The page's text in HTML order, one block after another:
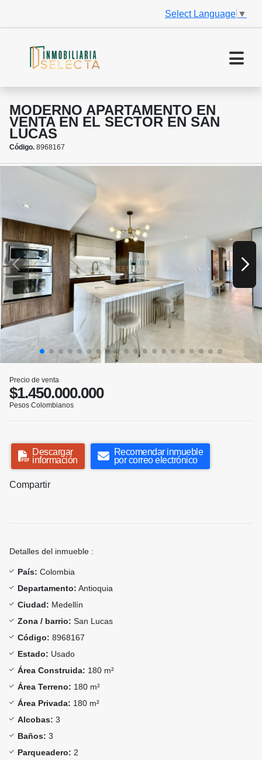
Select Language ▼
MODERNO APARTAMENTO EN
VENTA EN EL SECTOR EN SAN
LUCAS
Código. 8968167
Precio de venta
$1.450.000.000
Pesos Colombianos
Descargar
información
Recomendar inmueble
por correo electrónico
Compartir
Detalles del inmueble :
País: Colombia
Departamento: Antioquia
Ciudad: Medellín
Zona / barrio: San Lucas
Código: 8968167
Estado: Usado
Área Construida: 180 m²
Área Terreno: 180 m²
Área Privada: 180 m²
Alcobas: 3
Baños: 3
Parqueadero: 2